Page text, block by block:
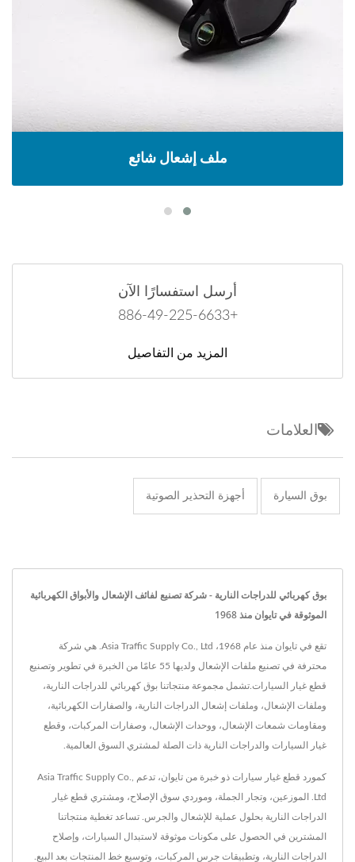
ملف إشعال شائع
أرسل استفسارًا الآن
+886-49-225-6633
المزيد من التفاصيل
العلامات
بوق السيارة أجهزة التحذير الصوتية
بوق كهربائي للدراجات النارية - شركة تصنيع لفائف الإشعال والأبواق الكهربائية
الموثوقة في تايوان منذ 1968
تقع في تايوان منذ عام 1968، Asia Traffic Supply Co., Ltd. هي شركة
محترفة في تصنيع ملفات الإشعال ولديها 55 عامًا من الخبرة في تطوير وتصنيع
قطع غيار السيارات.تشمل مجموعة منتجاتنا بوق كهربائي للدراجات النارية،
وملفات الإشعال، وملفات إشعال الدراجات النارية، والصفارات الكهربائية،
ومقاومات شمعات الإشعال، ووحدات الإشعال، وصفارات المركبات، وقطع
غيار السيارات والدراجات النارية ذات الصلة لمشتري السوق العالمية.
كمورد قطع غيار سيارات ذو خبرة من تايوان، تدعم Asia Traffic Supply Co.,
Ltd. الموزعين، وتجار الجملة، وموردي سوق الإصلاح، ومشتري قطع غيار
الدراجات النارية بحلول عملية للإشعال والجرس. تساعد تغطية منتجاتنا
المشترين في الحصول على مكونات موثوقة لاستبدال السيارات، وإصلاح
الدراجات النارية، وتطبيقات جرس المركبات، وتوسيع خط المنتجات بعد البيع.